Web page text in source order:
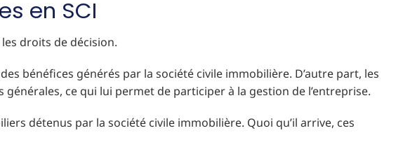
en SCI
droits de décision.
bénéfices générés par la société civile immobilière. D’autre part, les
ce qui lui permet de participer à la gestion de l’entreprise.
détenus par la société civile immobilière. Quoi qu’il arrive, ces